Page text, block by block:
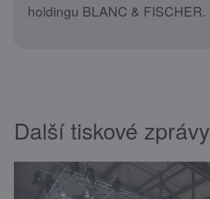
holdingu BLANC & FISCHER.
Další tiskové zprávy